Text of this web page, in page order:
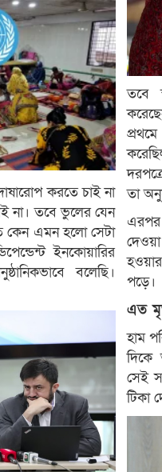
করতে চাই না
না। তবে ভুলের যেন
কেন এমন হলো সেটা
ইনকোয়ারির
বলেছি।
তবে
তা
এরপর
পড়ে।
এত
হাম
দিকে
সেই
টিকা